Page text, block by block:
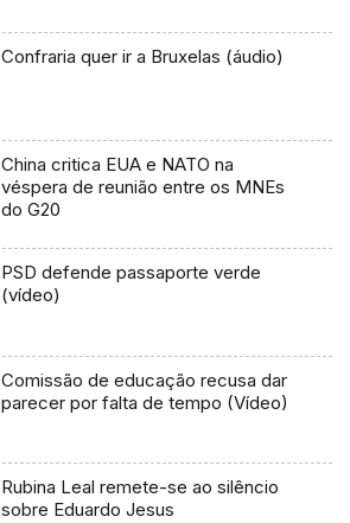
Confraria quer ir a Bruxelas (áudio)
China critica EUA e NATO na
véspera de reunião entre os MNEs
do G20
PSD defende passaporte verde
(vídeo)
Comissão de educação recusa dar
parecer por falta de tempo (Vídeo)
Rubina Leal remete-se ao silêncio
sobre Eduardo Jesus